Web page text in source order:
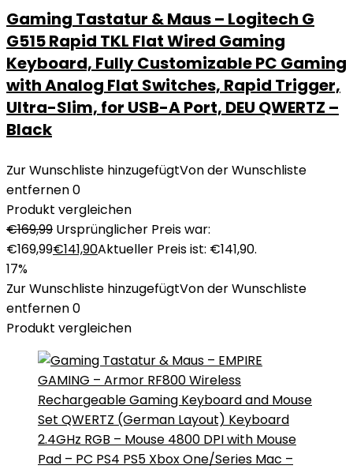
Gaming Tastatur & Maus – Logitech G
G515 Rapid TKL Flat Wired Gaming
Keyboard, Fully Customizable PC Gaming
with Analog Flat Switches, Rapid Trigger,
Ultra-Slim, for USB-A Port, DEU QWERTZ –
Black
Zur Wunschliste hinzugefügtVon der Wunschliste
entfernen0
Produkt vergleichen
€169,99 Ursprünglicher Preis war:
€169,99€141,90Aktueller Preis ist: €141,90.
17%
Zur Wunschliste hinzugefügtVon der Wunschliste
entfernen0
Produkt vergleichen